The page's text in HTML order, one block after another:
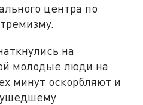
центра по
на
молодые люди на
минут оскорбляют и
ушедшему